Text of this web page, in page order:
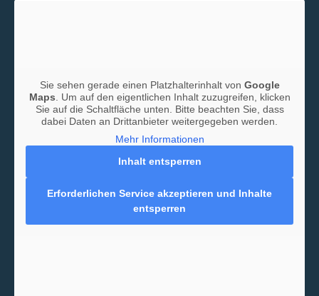
Sie sehen gerade einen Platzhalterinhalt von Google
Maps . Um auf den eigentlichen Inhalt zuzugreifen, klicken
Sie auf die Schaltfläche unten. Bitte beachten Sie, dass
dabei Daten an Drittanbieter weitergegeben werden.
Mehr Informationen
Inhalt entsperren
Erforderlichen Service akzeptieren und Inhalte
entsperren